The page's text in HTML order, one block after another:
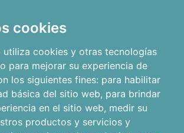
cookies
utiliza cookies y otras tecnologías
para mejorar su experiencia de
los siguientes fines: para habilitar
básica del sitio web, para brindar
en el sitio web, medir su
productos y servicios y